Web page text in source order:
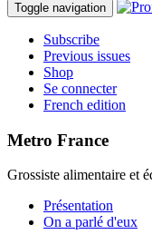
Toggle navigation
Subscribe
Previous issues
Shop
Se connecter
French edition
Metro France
Grossiste alimentaire et
Présentation
On a parlé d'eux